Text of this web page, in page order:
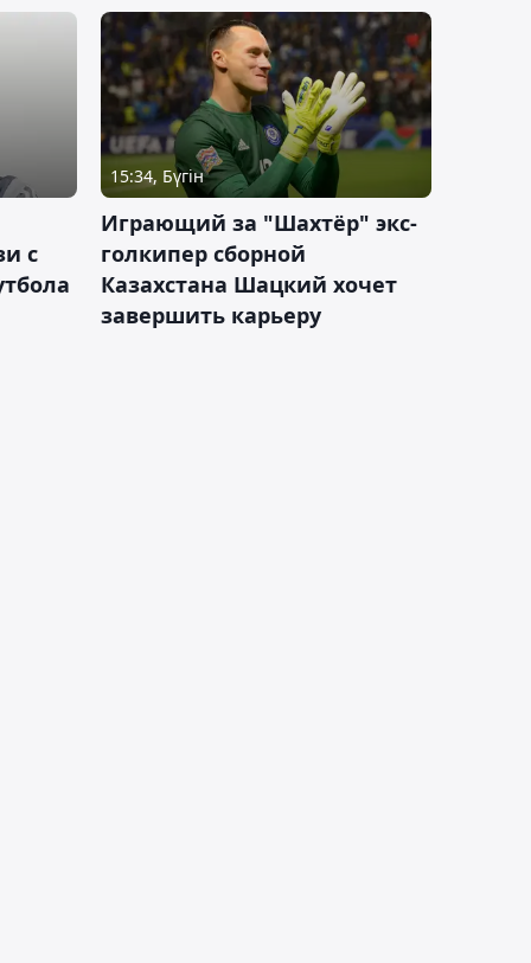
с
15:34, Бүгін
Играющий за "Шахтёр" экс-
голкипер сборной
Казахстана Шацкий хочет
завершить карьеру